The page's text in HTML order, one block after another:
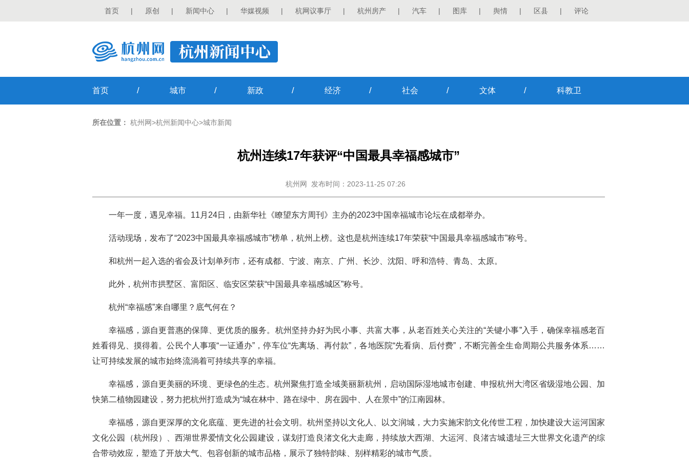
首页 | 原创 | 新闻中心 | 华媒视频 | 杭网议事厅 | 杭州房产 | 汽车 | 图库 | 舆情 | 区县 | 评论
首页 / 城市 / 新政 / 经济 / 社会 / 文体 / 科教卫
所在位置： 杭州网>杭州新闻中心>城市新闻
杭州连续17年获评“中国最具幸福感城市”
杭州网 发布时间：2023-11-25 07:26
一年一度，遇见幸福。11月24日，由新华社《瞭望东方周刊》主办的2023中国幸福城市论坛在成都举办。
活动现场，发布了“2023中国最具幸福感城市”榜单，杭州上榜。这也是杭州连续17年荣获“中国最具幸福感城市”称号。
和杭州一起入选的省会及计划单列市，还有成都、宁波、南京、广州、长沙、沈阳、呼和浩特、青岛、太原。
此外，杭州市拱墅区、富阳区、临安区荣获“中国最具幸福感城区”称号。
杭州“幸福感”来自哪里？底气何在？
幸福感，源自更普惠的保障、更优质的服务。杭州坚持办好为民小事、共富大事，从老百姓关心关注的“关键小事”入手，确保幸福感老百
姓看得见、摸得着。公民个人事项“一证通办”，停车位“先离场、再付款”，各地医院“先看病、后付费”，不断完善全生命周期公共服务体系……
让可持续发展的城市始终流淌着可持续共享的幸福。
幸福感，源自更美丽的环境、更绿色的生态。杭州聚焦打造全域美丽新杭州，启动国际湿地城市创建、申报杭州大湾区省级湿地公园、加
快第二植物园建设，努力把杭州打造成为“城在林中、路在绿中、房在园中、人在景中”的江南园林。
幸福感，源自更深厚的文化底蕴、更先进的社会文明。杭州坚持以文化人、以文润城，大力实施宋韵文化传世工程，加快建设大运河国家
文化公园（杭州段）、西湖世界爱情文化公园建设，谋划打造良渚文化大走廊，持续放大西湖、大运河、良渚古城遗址三大世界文化遗产的综
合带动效应，塑造了开放大气、包容创新的城市品格，展示了独特韵味、别样精彩的城市气质。